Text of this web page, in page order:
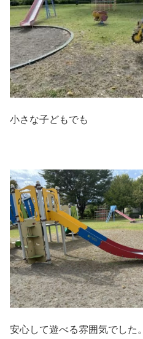
小さな子どもでも
安心して遊べる雰囲気でした。